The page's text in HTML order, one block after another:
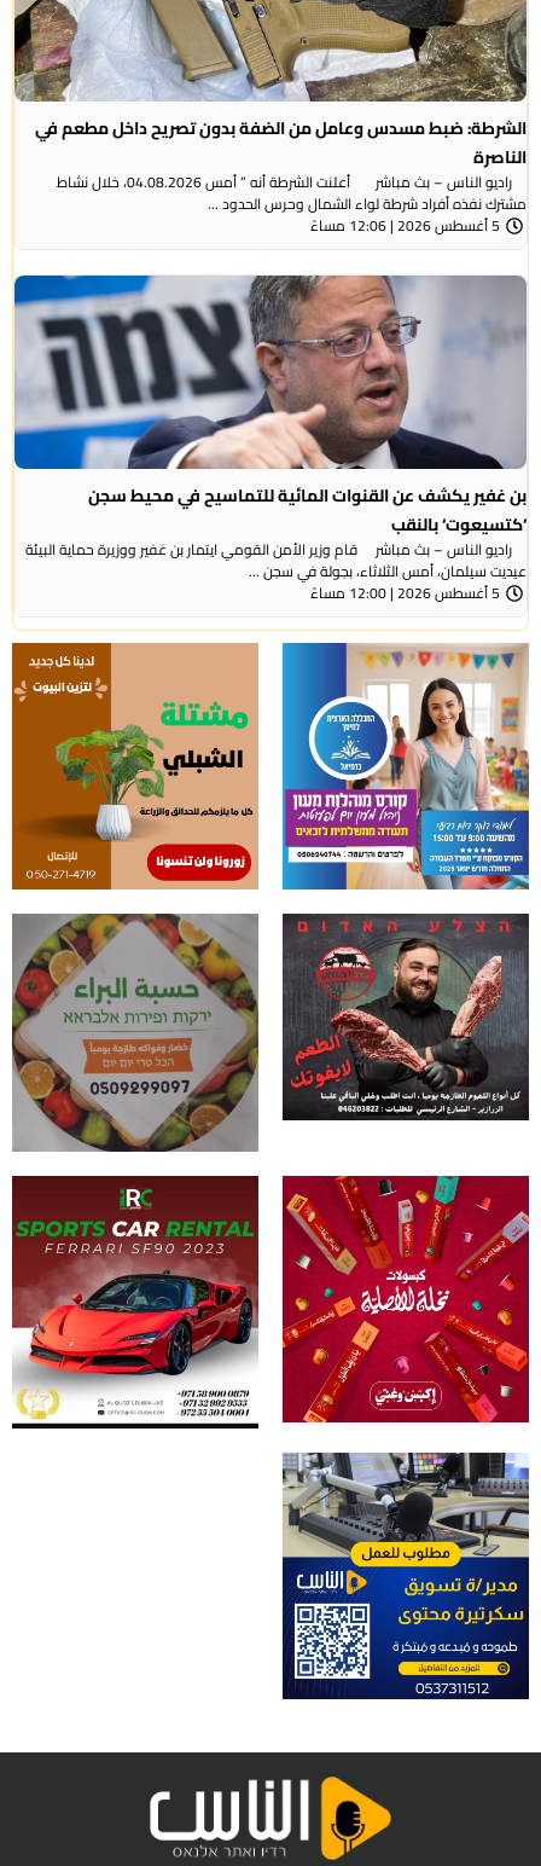
الشرطة: ضبط مسدس وعامل من الضفة بدون تصريح داخل مطعم في
الناصرة
راديو الناس – بث مباشر أعلنت الشرطة أنه ” أمس 04.08.2026، خلال نشاط
مشترك نفذه أفراد شرطة لواء الشمال وحرس الحدود ...
5 أغسطس 2026 | 12:06 مساءً
بن غفير يكشف عن القنوات المائية للتماسيح في محيط سجن
‘كتسيعوت‘ بالنقب
راديو الناس – بث مباشر قام وزير الأمن القومي ايتمار بن غفير ووزيرة حماية البيئة
عيديت سيلمان، أمس الثلاثاء، بجولة في سجن ...
5 أغسطس 2026 | 12:00 مساءً